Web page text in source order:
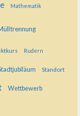
Mathematik
Rudern
Standort
Wettbewerb